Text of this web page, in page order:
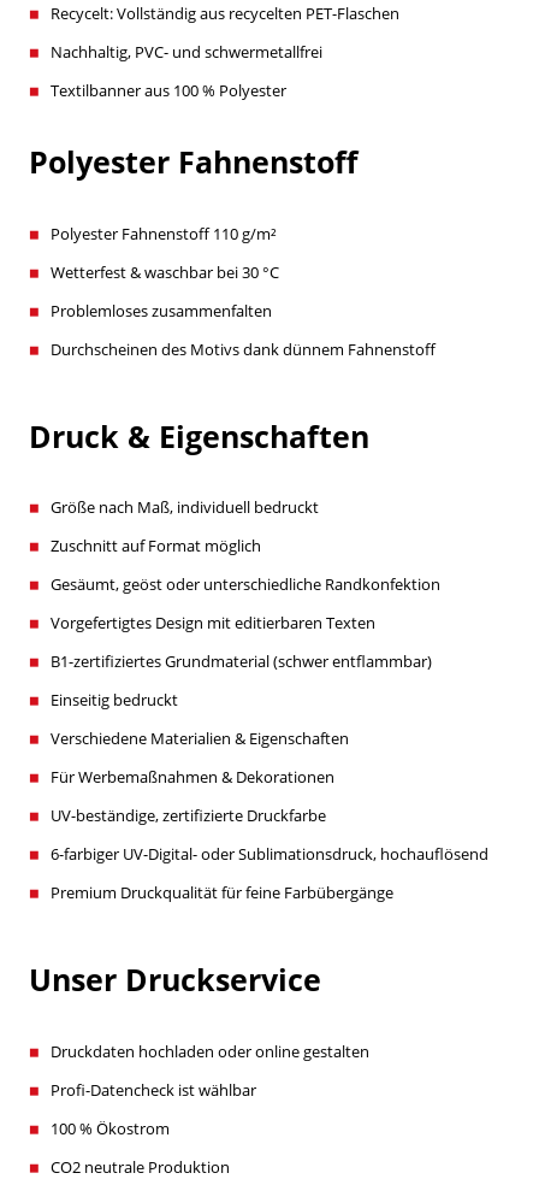
Recycelt: Vollständig aus recycelten PET-Flaschen
Nachhaltig, PVC- und schwermetallfrei
Textilbanner aus 100 % Polyester
Polyester Fahnenstoff
Polyester Fahnenstoff 110 g/m²
Wetterfest & waschbar bei 30 °C
Problemloses zusammenfalten
Durchscheinen des Motivs dank dünnem Fahnenstoff
Druck & Eigenschaften
Größe nach Maß, individuell bedruckt
Zuschnitt auf Format möglich
Gesäumt, geöst oder unterschiedliche Randkonfektion
Vorgefertigtes Design mit editierbaren Texten
B1-zertifiziertes Grundmaterial (schwer entflammbar)
Einseitig bedruckt
Verschiedene Materialien & Eigenschaften
Für Werbemaßnahmen & Dekorationen
UV-beständige, zertifizierte Druckfarbe
6-farbiger UV-Digital- oder Sublimationsdruck, hochauflösend
Premium Druckqualität für feine Farbübergänge
Unser Druckservice
Druckdaten hochladen oder online gestalten
Profi-Datencheck ist wählbar
100 % Ökostrom
CO2 neutrale Produktion